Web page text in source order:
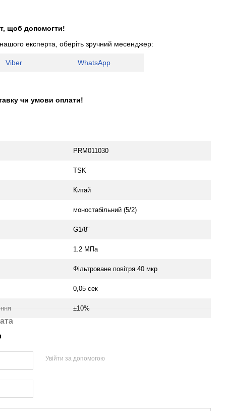
щоб допомогти!
експерта, оберіть зручний месенджер:
Viber WhatsApp
чи умови оплати!
PRM011030
TSK
Китай
моностабільний (5/2)
G1/8"
1.2 MПа
Фільтроване повітря 40 мкр
0,05 сек
±10%
Увійти за допомогою